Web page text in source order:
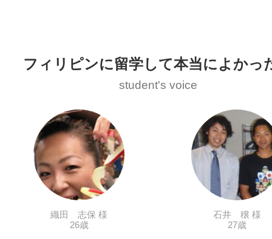
フィリピンに留学して本当によかっ
student's voice
織田 志保 様
26歳
石井 穣 様
27歳